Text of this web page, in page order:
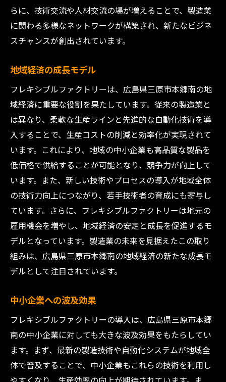
らに、技術交流や人材交流の場が増えることで、製造業
に関わる多様なネットワークが構築され、新たなビジネ
スチャンスが創出されています。
地域経済の成長モデル
フレキシブルファクトリーは、広島県三原市本郷南の地
域経済に重要な役割を果たしています。従来の製造業と
は異なり、柔軟な生産ラインと先進的な自動化技術を導
入することで、生産コストの削減と効率化が実現されて
います。これにより、地域の中小企業も高品質な製品を
低価格で供給することが可能となり、競争力が向上して
います。また、新しい技術やプロセスの導入が地域全体
の技術力向上につながり、若手技術者の育成にも寄与し
ています。さらに、フレキシブルファクトリーは地元の
雇用機会を増やし、地域経済の安定と成長を促進するモ
デルとなっています。製造業の未来を見据えたこの取り
組みは、広島県三原市本郷南の地域経済の新たな成長モ
デルとして注目されています。
中小企業への波及効果
フレキシブルファクトリーの導入は、広島県三原市本郷
南の中小企業に対しても大きな波及効果をもたらしてい
ます。まず、最新の製造技術や自動化システムが地域全
体で普及することで、中小企業もこれらの技術を利用し